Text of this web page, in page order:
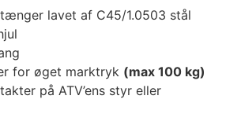
lavet af C45/1.0503 stål
for øget marktryk (max 100 kg)
på ATV’ens styr eller